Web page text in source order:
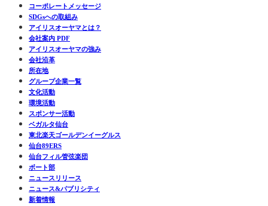
コーポレートメッセージ
SDGsへの取組み
アイリスオーヤマとは？
会社案内 PDF
アイリスオーヤマの強み
会社沿革
所在地
グループ企業一覧
文化活動
環境活動
スポンサー活動
ベガルタ仙台
東北楽天ゴールデンイーグルス
仙台89ERS
仙台フィル管弦楽団
ボート部
ニュースリリース
ニュース&パブリシティ
新着情報